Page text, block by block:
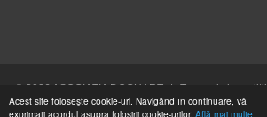
Acest site foloseşte cookie-uri. Navigând în continuare, vă
exprimaţi acordul asupra folosirii cookie-urilor. Află mai multe
© 2026 ASOCIAŢIA DOCUART | Termeni şi condiţii
urile